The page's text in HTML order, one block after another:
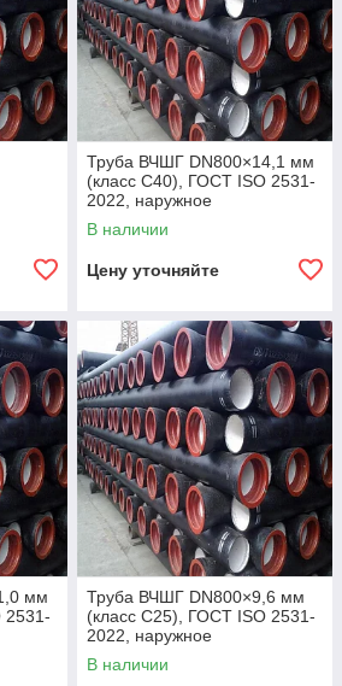
Труба ВЧШГ DN800×14,1 мм
(класс C40), ГОСТ ISO 2531-
2022, наружное
полиуретановое покрытие,
внутреннее цементно-
В наличии
Цену уточняйте
мм
2531-
Труба ВЧШГ DN800×9,6 мм
(класс C25), ГОСТ ISO 2531-
2022, наружное
полиуретановое покрытие,
внутреннее цементно-
В наличии